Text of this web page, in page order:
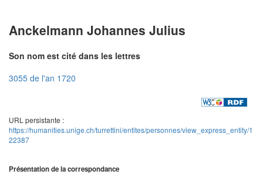
Anckelmann Johannes Julius
Son nom est cité dans les lettres
3055 de l'an 1720
URL persistante :
https://humanities.unige.ch/turrettini/entites/personnes/view_express_entity/1
22387
Présentation de la correspondance